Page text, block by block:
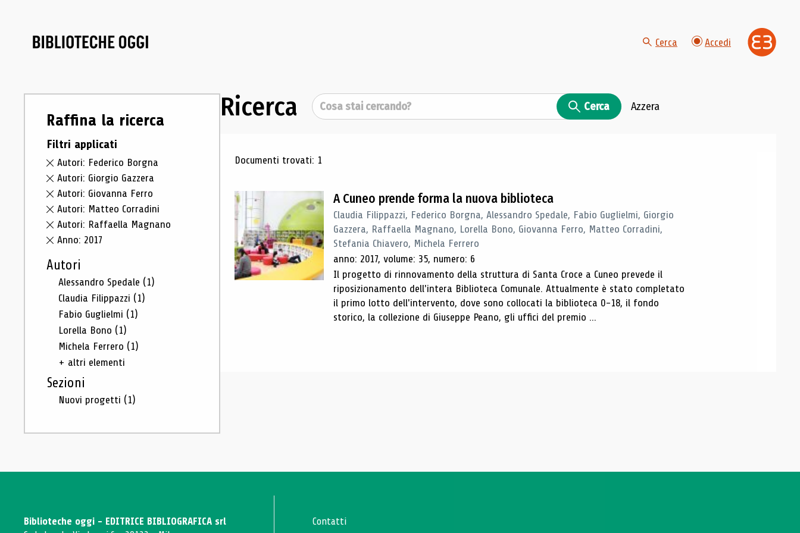
Cerca Accedi
Raffina la ricerca
Filtri applicati
Autori: Federico Borgna
Autori: Giorgio Gazzera
Autori: Giovanna Ferro
Autori: Matteo Corradini
Autori: Raffaella Magnano
Anno: 2017
Autori
Alessandro Spedale (1)
Claudia Filippazzi (1)
Fabio Guglielmi (1)
Lorella Bono (1)
Michela Ferrero (1)
+ altri elementi
Sezioni
Nuovi progetti (1)
Ricerca Cerca Cerca Azzera
Risultati di ricerca
Documenti trovati: 1
A Cuneo prende forma la nuova biblioteca
Claudia Filippazzi, Federico Borgna, Alessandro Spedale, Fabio Guglielmi, Giorgio
Gazzera, Raffaella Magnano, Lorella Bono, Giovanna Ferro, Matteo Corradini,
Stefania Chiavero, Michela Ferrero
anno: 2017, volume: 35, numero: 6
Il progetto di rinnovamento della struttura di Santa Croce a Cuneo prevede il
riposizionamento dell'intera Biblioteca Comunale. Attualmente è stato completato
il primo lotto dell'intervento, dove sono collocati la biblioteca 0-18, il fondo
storico, la collezione di Giuseppe Peano, gli uffici del premio ...
Biblioteche oggi - EDITRICE BIBLIOGRAFICA srl
Contatti